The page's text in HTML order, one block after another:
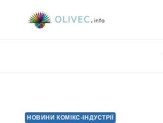
НОВИНИ КОМІКС-ІНДУСТРІЇ